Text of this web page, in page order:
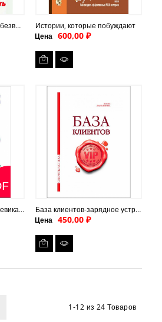
Самосаботаж: найти и обезвредить
Истории, которые побуждают
Цена 600,00 ₽
9 качеств успешного сетевика (PDF)
База клиентов-зарядное устройство вашего бизнеса
Цена 450,00 ₽
1-12 из 24 Товаров